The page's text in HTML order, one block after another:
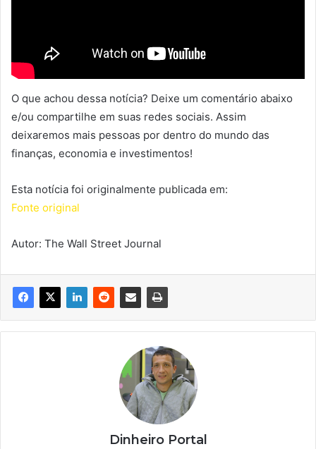
O que achou dessa notícia? Deixe um comentário abaixo
e/ou compartilhe em suas redes sociais. Assim
deixaremos mais pessoas por dentro do mundo das
finanças, economia e investimentos!
Esta notícia foi originalmente publicada em:
Fonte original
Autor: The Wall Street Journal
Dinheiro Portal